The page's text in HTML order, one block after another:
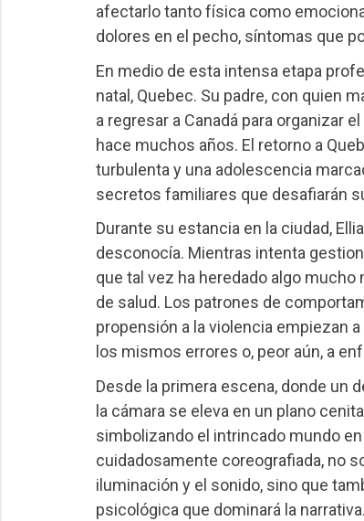
afectarlo tanto física como
dolores en el pecho, síntomas que
En medio de esta intensa etapa
natal, Quebec. Su padre, con quien
a regresar a Canadá para organizar
hace muchos años. El retorno a
turbulenta y una adolescencia
secretos familiares que desafiarán
Durante su estancia en la ciudad,
desconocía. Mientras intenta
que tal vez ha heredado algo
de salud. Los patrones de
propensión a la violencia empiezan
los mismos errores o, peor aún, a
Desde la primera escena, donde un
la cámara se eleva en un plano
simbolizando el intrincado mundo
cuidadosamente coreografiada, no
iluminación y el sonido, sino que
psicológica que dominará la